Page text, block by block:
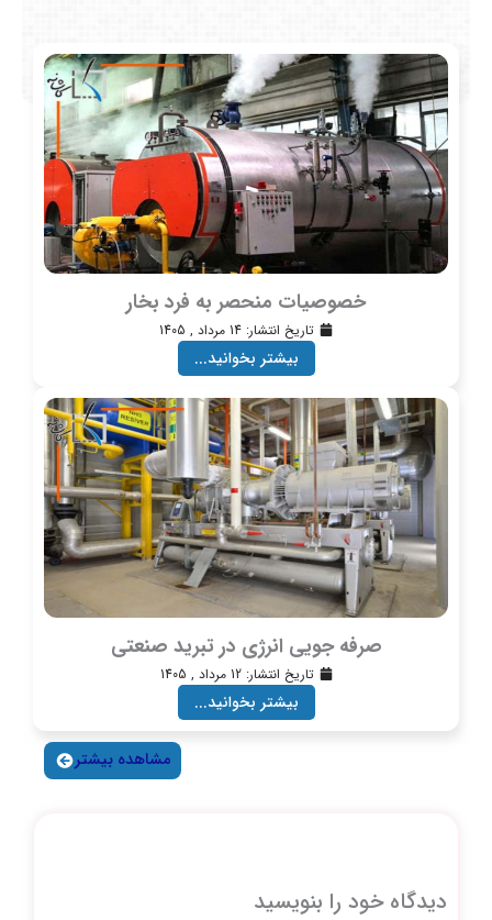
خصوصیات منحصر به فرد بخار
تاریخ انتشار: 14 مرداد , 1405
بیشتر بخوانید...
صرفه جویی انرژی در تبرید صنعتی
تاریخ انتشار:12 مرداد , 1405
بیشتر بخوانید...
مشاهده بیشتر
دیدگاه‌ خود را بنویسید